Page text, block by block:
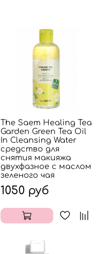
The Saem Healing Tea
Garden Green Tea Oil
In Cleansing Water
средство для
снятия макияжа
двухфазное с маслом
зеленого чая
1050 руб